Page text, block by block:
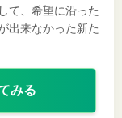
て、希望に沿った
出来なかった新た
みる